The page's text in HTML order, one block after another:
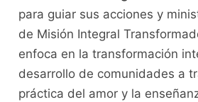
para guiar sus acciones y
de Misión Integral
enfoca en la transformación
desarrollo de comunidades a
práctica del amor y la